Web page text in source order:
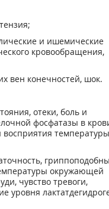
и ишемические
кровообращения,
вен конечностей, шок.
отеки, боль и
фосфатазы в
температуры
окружающей
чувство тревоги,
уровня